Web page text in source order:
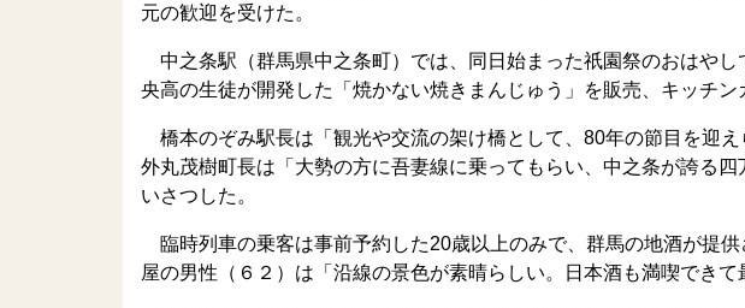
元の歓迎を受けた。
中之条駅（群馬県中之条町）では、同日始まった祇園祭のおはや
央高の生徒が開発した「焼かない焼きまんじゅう」を販売、キッチン
橋本のぞみ駅長は「観光や交流の架け橋として、80年の節目を迎え
外丸茂樹町長は「大勢の方に吾妻線に乗ってもらい、中之条が誇る
いさつした。
臨時列車の乗客は事前予約した20歳以上のみで、群馬の地酒が提
屋の男性（６２）は「沿線の景色が素晴らしい。日本酒も満喫できて